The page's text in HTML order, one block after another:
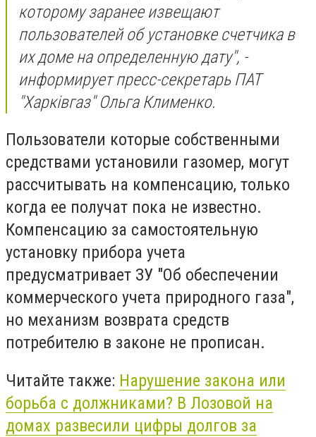
которому заранее извещают
пользователей об установке счетчика в
их доме на определенную дату", -
информирует пресс-секретарь ПАТ
"Харківгаз" Ольга Клименко.
Пользователи которые собственными
средствами установили газомер, могут
рассчитывать на компенсацию, только
когда ее получат пока не известно.
Компенсацию за самостоятельную
установку прибора учета
предусматривает ЗУ "Об обеспечении
коммерческого учета природного газа",
но механизм возврата средств
потребителю в законе не прописан.
Читайте также: Нарушение закона или
борьба с должниками? В Лозовой на
домах развесили цифры долгов за